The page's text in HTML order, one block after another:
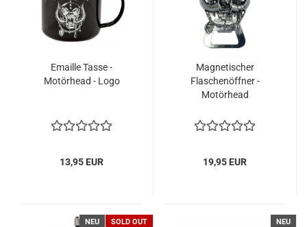
Emaille Tasse -
Motörhead - Logo
13,95 EUR
Magnetischer
Flaschenöffner -
Motörhead
19,95 EUR
NEU SOLD OUT NEU